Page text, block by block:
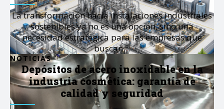
La transformación hacia instalaciones industriales
sostenibles ya no es una opción, sino una
necesidad estratégica para las empresas que
buscan…
NOTICIAS
Depósitos de acero inoxidable en la
industria cosmética: garantía de
calidad y seguridad